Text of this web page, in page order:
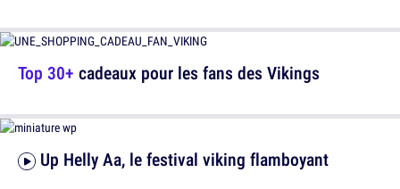
Top 30+ cadeaux pour les fans des Vikings
Up Helly Aa, le festival viking flamboyant